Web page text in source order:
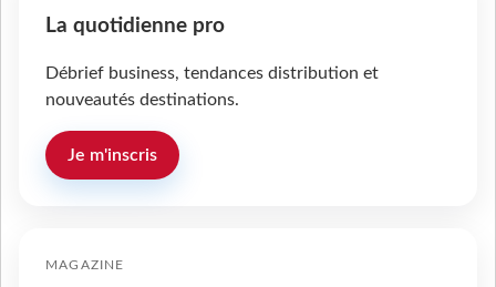
La quotidienne pro
Débrief business, tendances distribution et
nouveautés destinations.
Je m'inscris
MAGAZINE